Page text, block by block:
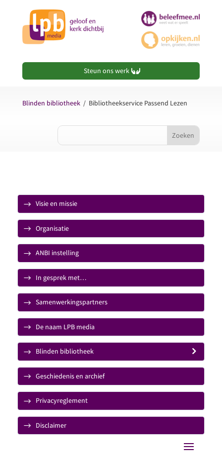
Steun ons werk
Blinden bibliotheek/ Bibliotheekservice Passend Lezen
Visie en missie
Organisatie
ANBI instelling
In gesprek met…
Samenwerkingspartners
De naam LPB media
Blinden bibliotheek
Geschiedenis en archief
Privacyreglement
Disclaimer